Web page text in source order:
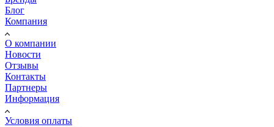
Блог
Компания
О компании
Новости
Отзывы
Контакты
Партнеры
Информация
Условия оплаты